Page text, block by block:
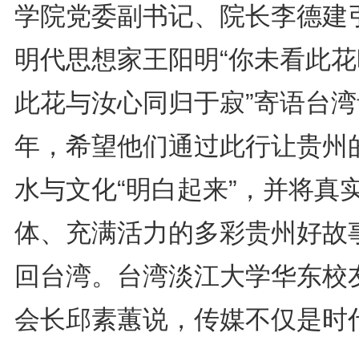
学院党委副书记、院长李德建
明代思想家王阳明“你未看此
此花与汝心同归于寂”寄语台
年，希望他们通过此行让贵州
水与文化“明白起来”，并将真
体、充满活力的多彩贵州好故
回台湾。台湾淡江大学华东校
会长邱素蕙说，传媒不仅是时